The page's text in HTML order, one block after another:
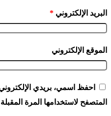
البريد الإلكتروني *
الموقع الإلكتروني
احفظ اسمي، بريدي
المتصفح لاستخدامها المرة